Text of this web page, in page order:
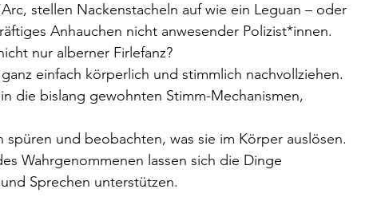
stellen Nackenstacheln auf wie ein Leguan – oder
Anhauchen nicht anwesender Polizist*innen.
nur alberner Firlefanz?
einfach körperlich und stimmlich nachvollziehen.
die bislang gewohnten Stimm-Mechanismen,
und beobachten, was sie im Körper auslösen.
Wahrgenommenen lassen sich die Dinge
Sprechen unterstützen.